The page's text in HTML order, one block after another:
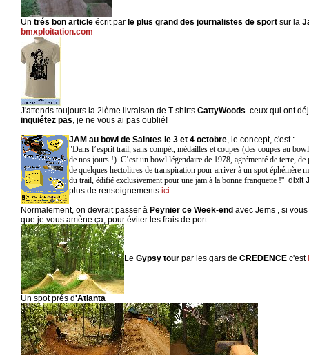
Un trés bon article écrit par le plus grand des journalistes de sport sur la
bmxploitation.com
J'attends toujours la 2ième livraison de T-shirts CattyWoods..ceux qui ont
inquiétez pas, je ne vous ai pas oublié!
JAM au bowl de Saintes le 3 et 4 octobre, le concept, c'est :
"Dans l’esprit trail, sans compèt, médailles et coupes (des coupes au
de nos jours !). C’est un bowl légendaire de 1978, agrémenté de terre, de
de quelques hectolitres de transpiration pour arriver à un spot éphémère
du trail, édifié exclusivement pour une jam à la bonne franquette !" dixit
plus de renseignements ici
Normalement, on devrait passer à Peynier ce Week-end avec Jems , si
que je vous amène ça, pour éviter les frais de port
Le Gypsy tour par les gars de CREDENCE c'est
Un spot prés d'Atlanta